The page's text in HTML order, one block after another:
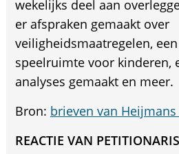
wekelijks deel aan
er afspraken gemaakt over
veiligheidsmaatregelen,
speelruimte voor kinderen,
analyses gemaakt en meer.
Bron: brieven van
REACTIE VAN PETITIONARIS